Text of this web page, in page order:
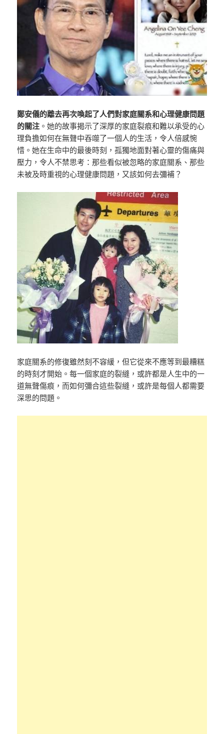
鄭安儀的離去再次喚起了人們對家庭關系和心理健康問題
的關注 。她的故事揭示了深厚的家庭裂痕和難以承受的心
理負擔如何在無聲中吞噬了一個人的生活，令人倍感惋
惜。她在生命中的最後時刻，孤獨地面對著心靈的傷痛與
壓力，令人不禁思考：那些看似被忽略的家庭關系、那些
未被及時重視的心理健康問題，又該如何去彌補？
家庭關系的修復雖然刻不容緩，但它從來不應等到最糟糕
的時刻才開始。每一個家庭的裂縫，或許都是人生中的一
道無聲傷痕，而如何彌合這些裂縫，或許是每個人都需要
深思的問題。